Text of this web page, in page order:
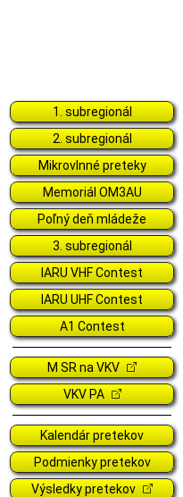
1. subregionál
2. subregionál
Mikrovlnné preteky
Memoriál OM3AU
Poľný deň mládeže
3. subregionál
IARU VHF Contest
IARU UHF Contest
A1 Contest
M SR na VKV
VKV PA
Kalendár pretekov
Podmienky pretekov
Výsledky pretekov